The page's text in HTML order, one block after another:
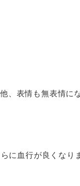
、表情も無表情に
に血行が良くなり